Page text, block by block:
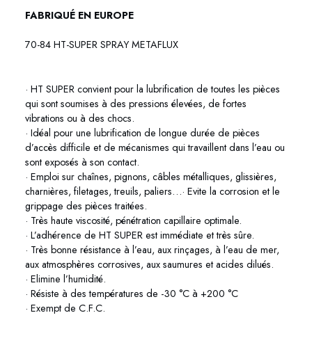
FABRIQUÉ EN EUROPE
70-84 HT-SUPER SPRAY METAFLUX
· HT SUPER convient pour la lubrification de toutes les pièces
qui sont soumises à des pressions élevées, de fortes
vibrations ou à des chocs.
· Idéal pour une lubrification de longue durée de pièces
d’accès difficile et de mécanismes qui travaillent dans l’eau ou
sont exposés à son contact.
· Emploi sur chaînes, pignons, câbles métalliques, glissières,
charnières, filetages, treuils, paliers…· Evite la corrosion et le
grippage des pièces traitées.
· Très haute viscosité, pénétration capillaire optimale.
· L’adhérence de HT SUPER est immédiate et très sûre.
· Très bonne résistance à l’eau, aux rinçages, à l’eau de mer,
aux atmosphères corrosives, aux saumures et acides dilués.
· Elimine l’humidité.
· Résiste à des températures de -30 °C à +200 °C
· Exempt de C.F.C.